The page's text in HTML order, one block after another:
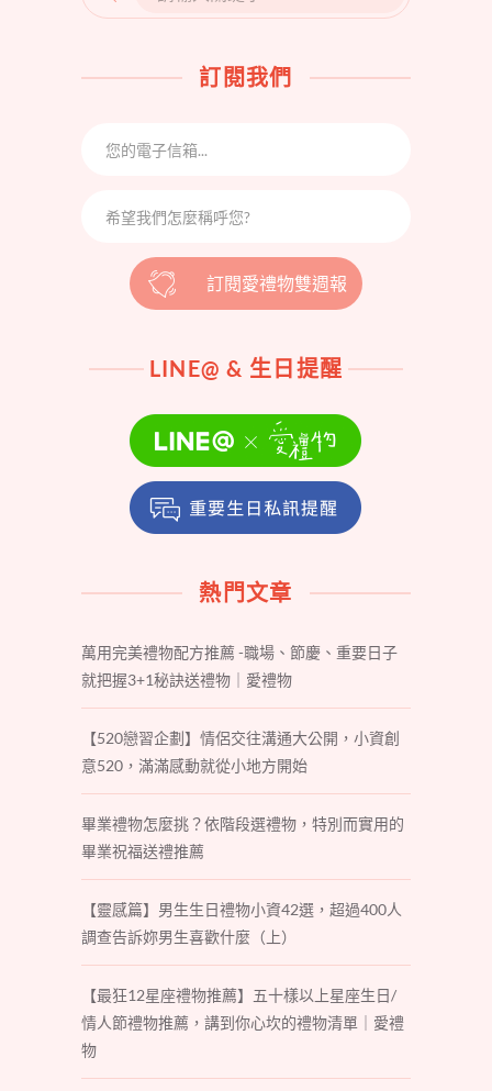
FOR:
訂閱我們
訂閱愛禮物雙週報
LINE@ & 生日提醒
熱門文章
萬用完美禮物配方推薦 -職場、節慶、重要日子
就把握3+1秘訣送禮物｜愛禮物
【520戀習企劃】情侶交往溝通大公開，小資創
意520，滿滿感動就從小地方開始
畢業禮物怎麼挑？依階段選禮物，特別而實用的
畢業祝福送禮推薦
【靈感篇】男生生日禮物小資42選，超過400人
調查告訴妳男生喜歡什麼（上）
【最狂12星座禮物推薦】五十樣以上星座生日/
情人節禮物推薦，講到你心坎的禮物清單｜愛禮
物